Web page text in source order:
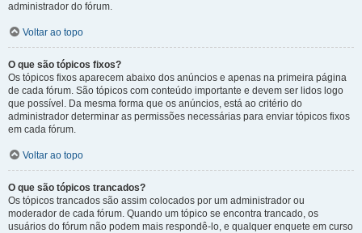
administrador do fórum.
Voltar ao topo
O que são tópicos fixos?
Os tópicos fixos aparecem abaixo dos anúncios e apenas na primeira página
de cada fórum. São tópicos com conteúdo importante e devem ser lidos logo
que possível. Da mesma forma que os anúncios, está ao critério do
administrador determinar as permissões necessárias para enviar tópicos fixos
em cada fórum.
Voltar ao topo
O que são tópicos trancados?
Os tópicos trancados são assim colocados por um administrador ou
moderador de cada fórum. Quando um tópico se encontra trancado, os
usuários do fórum não podem mais respondê-lo, e qualquer enquete em curso